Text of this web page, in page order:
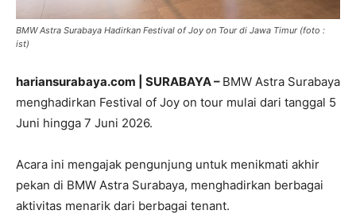
BMW Astra Surabaya Hadirkan Festival of Joy on Tour di Jawa Timur (foto :
ist)
hariansurabaya.com | SURABAYA – BMW Astra Surabaya
menghadirkan Festival of Joy on tour mulai dari tanggal 5
Juni hingga 7 Juni 2026.
Acara ini mengajak pengunjung untuk menikmati akhir
pekan di BMW Astra Surabaya, menghadirkan berbagai
aktivitas menarik dari berbagai tenant.